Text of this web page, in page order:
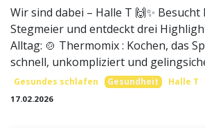
Wir sind dabei – Halle T 🙌✨
Stegmeier und entdeckt drei
Alltag: 🍲 Thermomix : Kochen, das
schnell, unkompliziert und
Gesundes schlafen Gesundheit Halle T
17.02.2026